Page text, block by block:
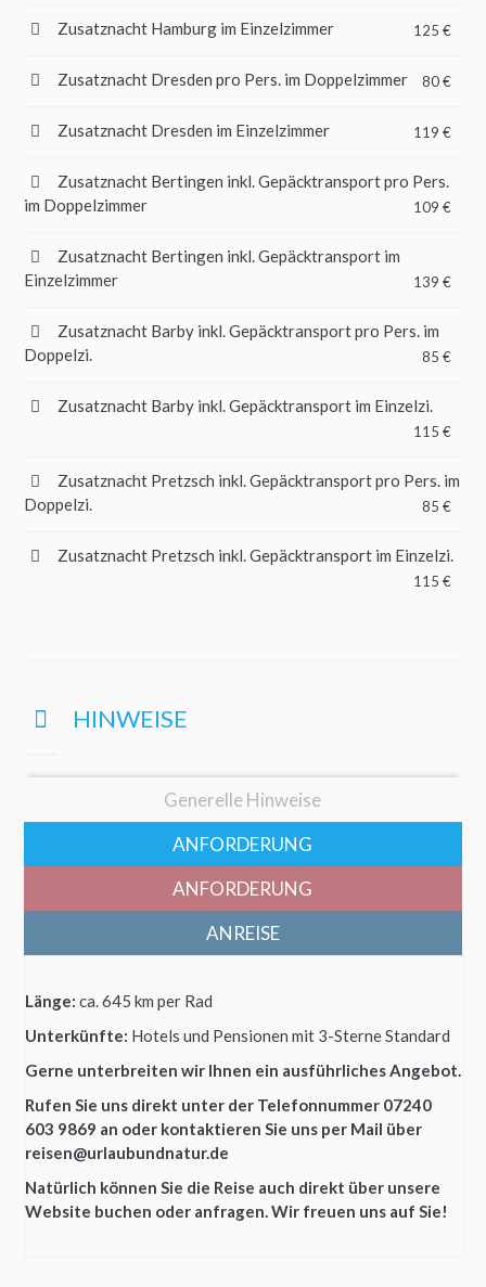
Zusatznacht Hamburg im Einzelzimmer 125 €
Zusatznacht Dresden pro Pers. im Doppelzimmer 80 €
Zusatznacht Dresden im Einzelzimmer 119 €
Zusatznacht Bertingen inkl. Gepäcktransport pro Pers.
im Doppelzimmer
109 €
Zusatznacht Bertingen inkl. Gepäcktransport im
Einzelzimmer
139 €
Zusatznacht Barby inkl. Gepäcktransport pro Pers. im
Doppelzi.
85 €
Zusatznacht Barby inkl. Gepäcktransport im Einzelzi.
115 €
Zusatznacht Pretzsch inkl. Gepäcktransport pro Pers. im
Doppelzi.
85 €
Zusatznacht Pretzsch inkl. Gepäcktransport im Einzelzi.
115 €
HINWEISE
Generelle Hinweise
ANFORDERUNG
ANFORDERUNG
ANREISE
Länge: ca. 645 km per Rad
Unterkünfte: Hotels und Pensionen mit 3-Sterne Standard
Gerne unterbreiten wir Ihnen ein ausführliches Angebot.
Rufen Sie uns direkt unter der Telefonnummer 07240
603 9869 an oder kontaktieren Sie uns per Mail über
reisen@urlaubundnatur.de
Natürlich können Sie die Reise auch direkt über unsere
Website buchen oder anfragen. Wir freuen uns auf Sie!